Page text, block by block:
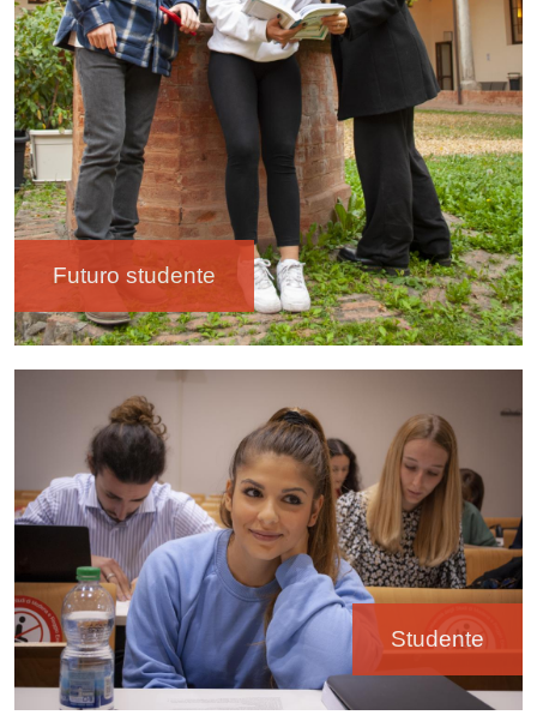
Futuro studente
Studente